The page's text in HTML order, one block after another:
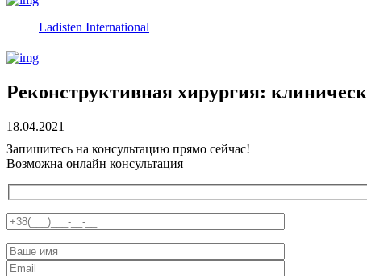
Ladisten International
Реконструктивная хирургия:
18.04.2021
Запишитесь на консультацию прямо сейчас!
Возможна онлайн консультация